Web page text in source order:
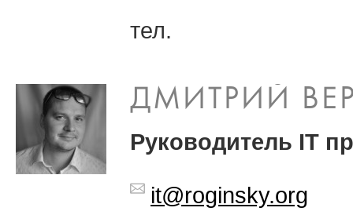
тел.
ДМИТРИЙ
Руководитель IT
it@roginsky.org